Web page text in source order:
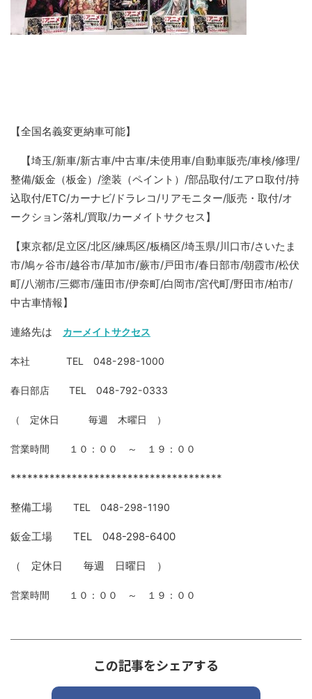
【全国名義変更納車可能】
【埼玉/新車/新古車/中古車/未使用車/自動車販売/車検/修理/
整備/鈑金（板金）/塗装（ペイント）/部品取付/エアロ取付/持
込取付/ETC/カーナビ/ドラレコ/リアモニター/販売・取付/オ
ークション落札/買取/カーメイトサクセス】
【東京都/足立区/北区/練馬区/板橋区/埼玉県/川口市/さいたま
市/鳩ヶ谷市/越谷市/草加市/蕨市/戸田市/春日部市/朝霞市/松伏
町/八潮市/三郷市/蓮田市/伊奈町/白岡市/宮代町/野田市/柏市/
中古車情報】
連絡先は カーメイトサクセス
本社 TEL 048-298-1000
春日部店 TEL 048-792-0333
（ 定休日 毎週 木曜日 ）
営業時間 １０：００ ～ １９：００
**************************************
整備工場 TEL 048-298-1190
鈑金工場 TEL 048-298-6400
（ 定休日 毎週 日曜日 ）
営業時間 １０：００ ～ １９：００
この記事をシェアする